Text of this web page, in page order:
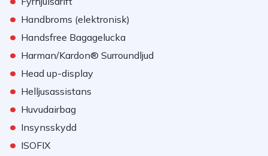
• Handbroms (elektronisk)
• Handsfree Bagagelucka
• Harman/Kardon® Surroundljud
• Head up-display
• Helljusassistans
• Huvudairbag
• Insynsskydd
• ISOFIX